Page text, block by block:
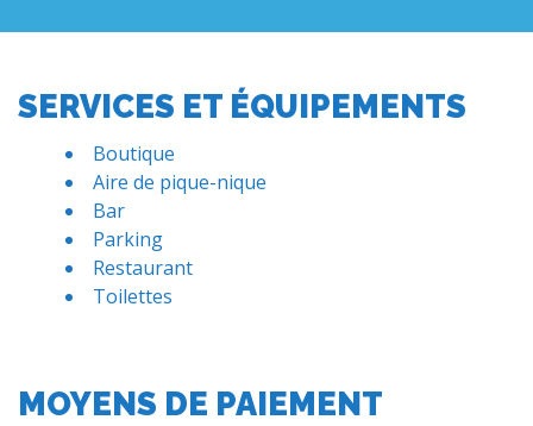
SERVICES ET ÉQUIPEMENTS
Boutique
Aire de pique-nique
Bar
Parking
Restaurant
Toilettes
MOYENS DE PAIEMENT